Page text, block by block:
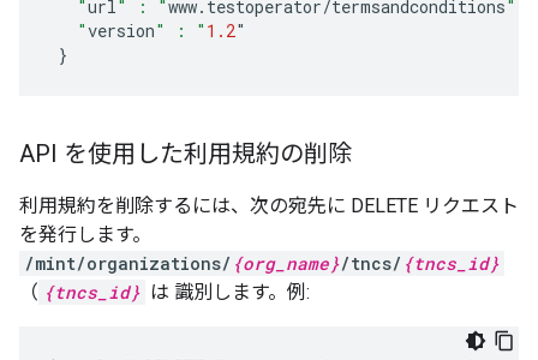
   "
url" : "www. testoperator/termsandconditions",
   "
version" : " 1.2"
}
API を使用した利用規約の削除
利用規約を削除するには、次の宛先に DELETE リクエスト
を発行します。
/mint/organizations/ {org_name}/tncs/ {tncs_id}
（ {tncs_id} は 識別します。例: